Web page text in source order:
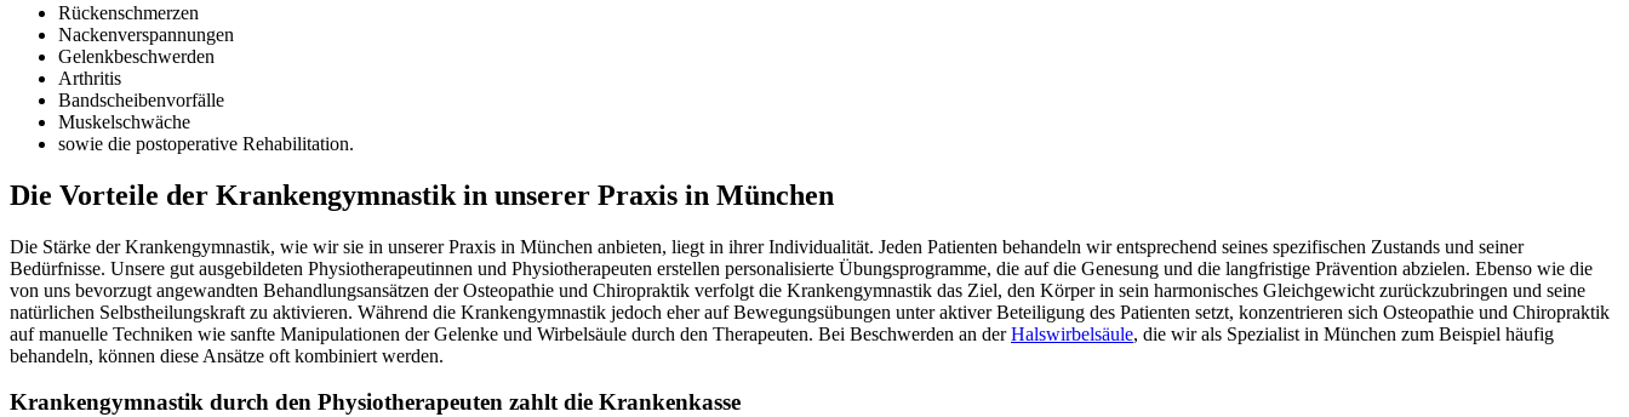
Rückenschmerzen
Nackenverspannungen
Gelenkbeschwerden
Arthritis
Bandscheibenvorfälle
Muskelschwäche
sowie die postoperative Rehabilitation.
Die Vorteile der Krankengymnastik in unserer Praxis in München
Die Stärke der Krankengymnastik, wie wir sie in unserer Praxis in München anbieten, liegt in ihrer Individualität. Jeden Patienten behandeln wir entsprechend seines spezifischen Zustands und seiner
Bedürfnisse. Unsere gut ausgebildeten Physiotherapeutinnen und Physiotherapeuten erstellen personalisierte Übungsprogramme, die auf die Genesung und die langfristige Prävention abzielen. Ebenso wie die
von uns bevorzugt angewandten Behandlungsansätzen der Osteopathie und Chiropraktik verfolgt die Krankengymnastik das Ziel, den Körper in sein harmonisches Gleichgewicht zurückzubringen und seine
natürlichen Selbstheilungskraft zu aktivieren. Während die Krankengymnastik jedoch eher auf Bewegungsübungen unter aktiver Beteiligung des Patienten setzt, konzentrieren sich Osteopathie und Chiropraktik
auf manuelle Techniken wie sanfte Manipulationen der Gelenke und Wirbelsäule durch den Therapeuten. Bei Beschwerden an derHalswirbelsäule, die wir als Spezialist in München zum Beispiel häufig
behandeln, können diese Ansätze oft kombiniert werden.
Krankengymnastik durch den Physiotherapeuten zahlt die Krankenkasse